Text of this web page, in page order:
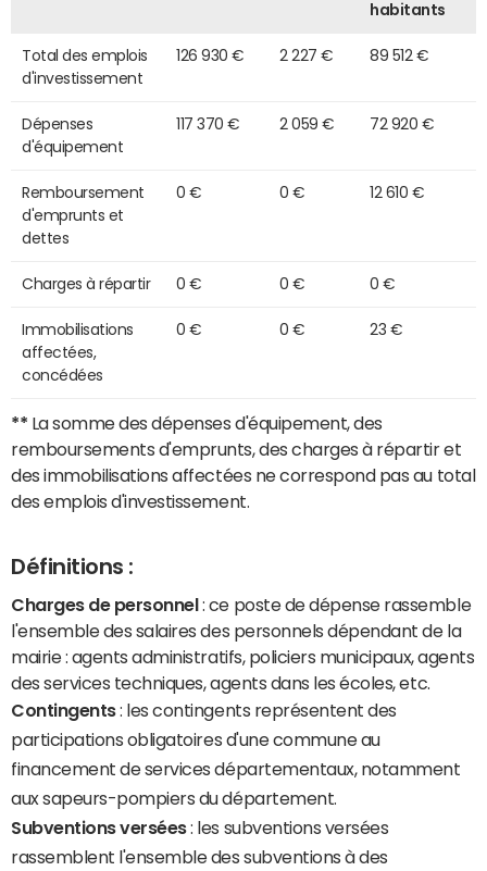
habitants
Total des emplois
d'investissement
126 930 € 2 227 € 89 512 €
Dépenses
d'équipement
117 370 € 2 059 € 72 920 €
Remboursement
d'emprunts et
dettes
0 € 0 € 12 610 €
Charges à répartir 0 € 0 € 0 €
Immobilisations
affectées,
concédées
0 € 0 € 23 €
** La somme des dépenses d'équipement, des
remboursements d'emprunts, des charges à répartir et
des immobilisations affectées ne correspond pas au total
des emplois d'investissement.
Définitions :
Charges de personnel : ce poste de dépense rassemble
l'ensemble des salaires des personnels dépendant de la
mairie : agents administratifs, policiers municipaux, agents
des services techniques, agents dans les écoles, etc.
Contingents: les contingents représentent des
participations obligatoires d'une commune au
financement de services départementaux, notamment
aux sapeurs-pompiers du département.
Subventions versées: les subventions versées
rassemblent l'ensemble des subventions à des